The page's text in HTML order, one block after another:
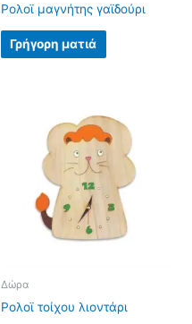
Ρολοϊ μαγνήτης γαϊδούρι
Γρήγορη ματιά
Δώρα
Ρολοϊ τοίχου λιοντάρι